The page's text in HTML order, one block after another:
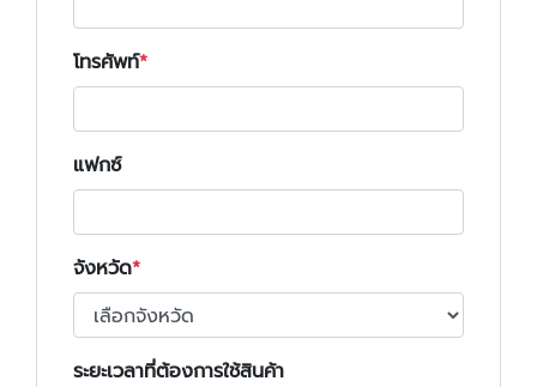
โทรศัพท์
แฟกซ์
จังหวัด
ระยะเวลาที่ต้องการใช้สินค้า